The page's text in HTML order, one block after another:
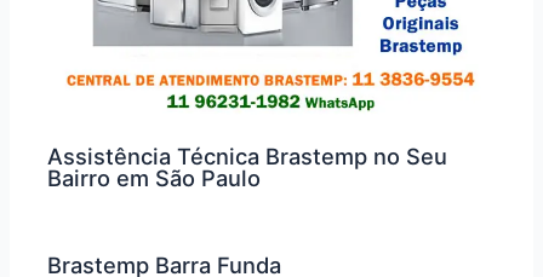
Assistência Técnica Brastemp no Seu
Bairro em São Paulo
Brastemp Barra Funda